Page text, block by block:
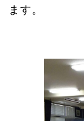
ます。